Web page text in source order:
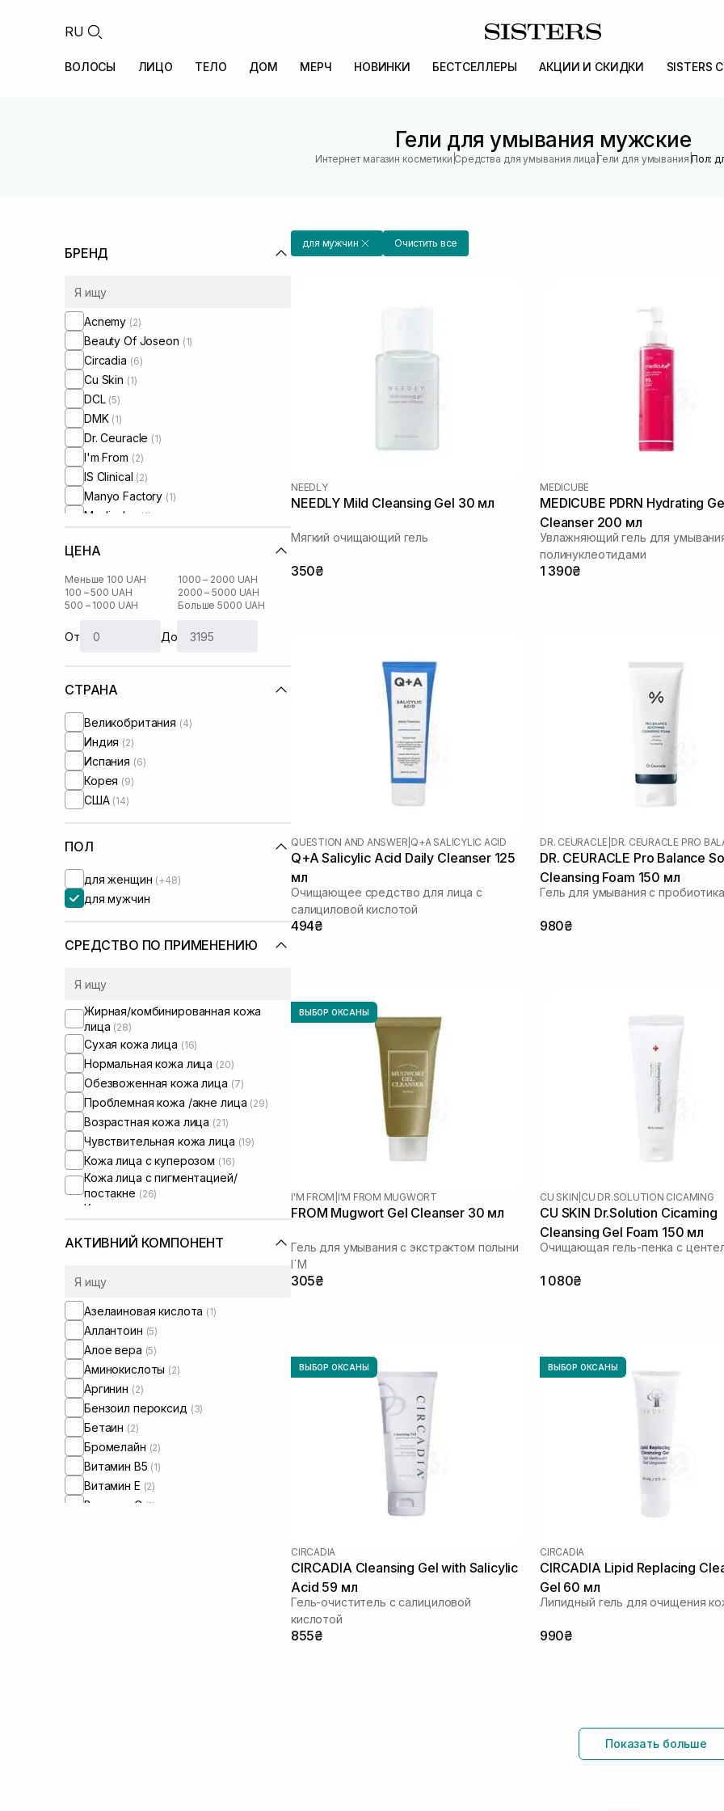
RU
ВОЛОСЫ ЛИЦО ТЕЛО ДОМ МЕРЧ НОВИНКИ БЕСТСЕЛЛЕРЫ АКЦИИ И СКИДКИ SISTERS
Гели для умывания мужские
Интернет магазин косметики |Средства для умывания лица |Гели для умывания |Пол:
БРЕНД
Acnemy (2)
Beauty Of Joseon (1)
Circadia (6)
Cu Skin (1)
DCL (5)
DMK (1)
Dr. Ceuracle (1)
I'm From (2)
IS Clinical (2)
Manyo Factory (1)
Medicube (1)
Needly
Perolite(2)
Question and Answer(2)
Transparent-Lab (4)
ЦЕНА
Меньше 100 UAH
100 – 500 UAH
500 – 1000 UAH
1000 – 2000 UAH
2000 – 5000 UAH
Больше 5000 UAH
От До
СТРАНА
Великобритания (4)
Индия (2)
Испания (6)
Корея (9)
США (14)
ПОЛ
для женщин (+48)
для мужчин
СРЕДСТВО ПО ПРИМЕНЕНИЮ
Жирная/комбинированная кожа
лица (28)
Сухая кожа лица (16)
Нормальная кожа лица (20)
Обезвоженная кожа лица (7)
Проблемная кожа /акне лица (29)
Возрастная кожа лица (21)
Чувствительная кожа лица (19)
Кожа лица с куперозом (16)
Кожа лица с пигментацией/
постакне (26)
Кожа лица с расширенными порами
Кожа лица с нарушенным
микробиомом
АКТИВНИЙ КОМПОНЕНТ
Азелаиновая кислота (1)
Аллантоин (5)
Алое вера (5)
Аминокислоты (2)
Аргинин (2)
Бензоил пероксид (3)
Бетаин (2)
Бромелайн (2)
Витамин B5 (1)
Витамин Е (2)
Витамин C (1)
для мужчин Очистить все
NEEDLY
NEEDLY Mild Cleansing Gel 30 мл
Мягкий очищающий гель
350₴
MEDICUBE
MEDICUBE PDRN Hydrating
Cleanser 200 мл
Увлажняющий гель для
полинуклеотидами
1 390₴
QUESTION AND ANSWER Q+A SALICYLIC ACID
Q+A Salicylic Acid Daily Cleanser 125
мл
Очищающее средство для лица с
салициловой кислотой
494₴
DR. CEURACLE DR. CEURACLE PRO
DR. CEURACLE Pro Balance
Cleansing Foam 150 мл
Гель для умывания с
980₴
ВЫБОР ОКСАНЫ
I'M FROM I'M FROM MUGWORT
FROM Mugwort Gel Cleanser 30 мл
Гель для умывания с экстрактом полыни
I`M
305₴
CU SKIN CU DR.SOLUTION CICAMING
CU SKIN Dr.Solution Cicaming
Cleansing Gel Foam 150 мл
Очищающая гель-пенка с
1 080₴
ВЫБОР ОКСАНЫ
CIRCADIA
CIRCADIA Cleansing Gel with Salicylic
Acid 59 мл
Гель-очиститель с салициловой
кислотой
855₴
ВЫБОР ОКСАНЫ
CIRCADIA
CIRCADIA Lipid Replacing
Gel 60 мл
Липидный гель для очищения
990₴
Показать больше